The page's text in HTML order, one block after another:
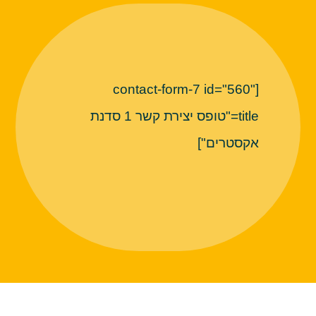
[contact-form-7 id="560"
title="טופס יצירת קשר 1 סדנת
אקסטרים"]